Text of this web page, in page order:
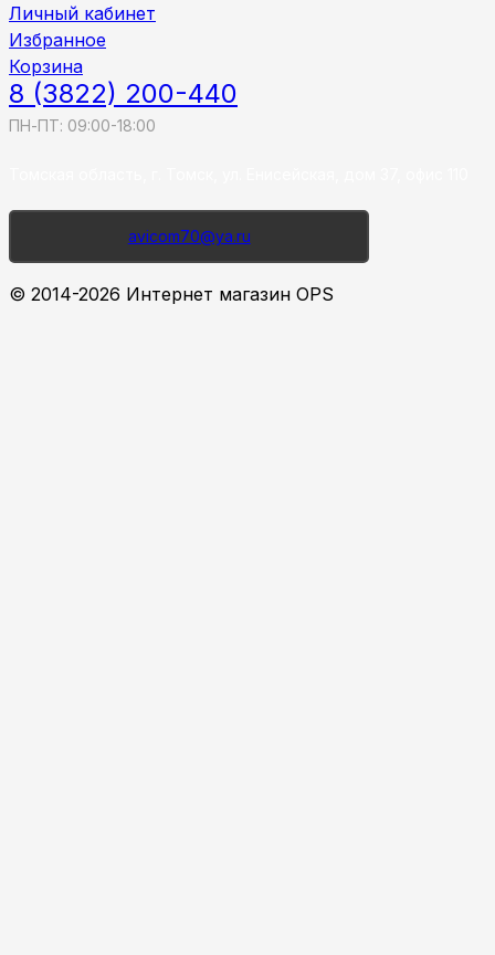
Личный кабинет
Избранное
Корзина
8 (3822) 200-440
ПН-ПТ: 09:00-18:00
avicom70@ya.ru
© 2014-2026 Интернет магазин OPS